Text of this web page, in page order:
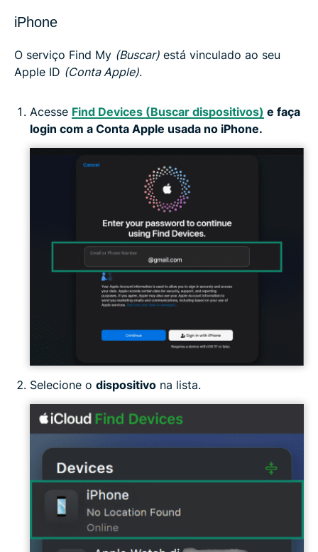
iPhone
O serviço Find My (Buscar) está vinculado ao seu
Apple ID (Conta Apple).
Acesse Find Devices (Buscar dispositivos) e faça
login com a Conta Apple usada no iPhone.
Selecione o dispositivo na lista.